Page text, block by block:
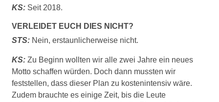
KS: Seit 2018.
VERLEIDET EUCH DIES NICHT?
STS: Nein, erstaunlicherweise nicht.
KS: Zu Beginn wollten wir alle zwei Jahre ein neues
Motto schaffen würden. Doch dann mussten wir
feststellen, dass dieser Plan zu kostenintensiv wäre.
Zudem brauchte es einige Zeit, bis die Leute